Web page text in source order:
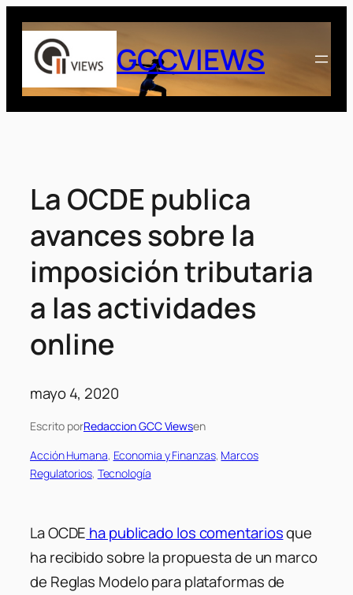
Saltar
contenido
GCCVIEWS
La OCDE publica
avances sobre la
imposición tributaria
a las actividades
online
mayo 4, 2020
Escrito porRedaccion GCC Viewsen
Acción Humana, Economia y Finanzas, Marcos
Regulatorios, Tecnología
La OCDE ha publicado los comentariosque
ha recibido sobre la propuesta de un marco
de Reglas Modelo para plataformas de